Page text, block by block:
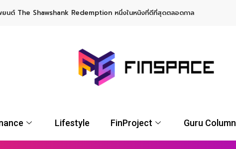
น Gold ETF พร้อมโอกาสรับผลตอบแทนรูปแบบ USD จาก UOBAM (Thailand)
Lifestyle FinProject Guru Column